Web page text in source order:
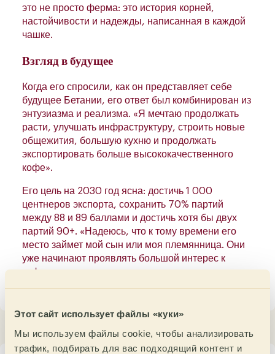
Этот сайт использует файлы «куки»
Мы используем файлы cookie, чтобы анализировать
трафик, подбирать для вас подходящий контент и
это не просто ферма: это история корней,
настойчивости и надежды, написанная в каждой
чашке.
Взгляд в будущее
Когда его спросили, как он представляет себе
будущее Бетании, его ответ был комбинирован из
энтузиазма и реализма. «Я мечтаю продолжать
расти, улучшать инфраструктуру, строить новые
общежития, большую кухню и продолжать
экспортировать больше высококачественного
кофе».
Его цель на 2030 год ясна: достичь 1 000
центнеров экспорта, сохранить 70% партий
между 88 и 89 баллами и достичь хотя бы двух
партий 90+. «Надеюсь, что к тому времени его
место займет мой сын или моя племянница. Они
уже начинают проявлять большой интерес к
кофе».